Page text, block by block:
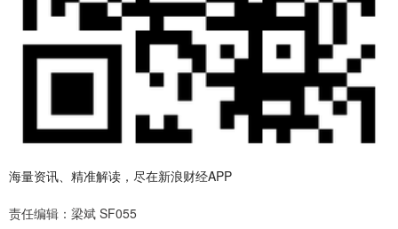
海量资讯、精准解读，尽在新浪财经APP
责任编辑：梁斌 SF055